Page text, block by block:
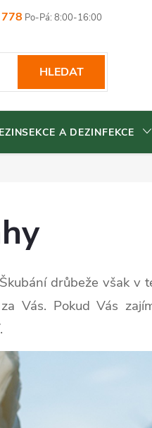
Vrácení zboží Blog
HLEDAT
A DEZINFEKCE
drůbeže však v
Vás. Pokud Vás